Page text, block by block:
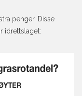
penger. Disse
idrettslaget: